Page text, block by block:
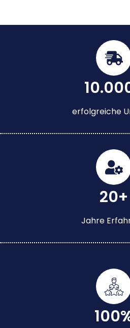
erfolgreiche
20+
Jahre